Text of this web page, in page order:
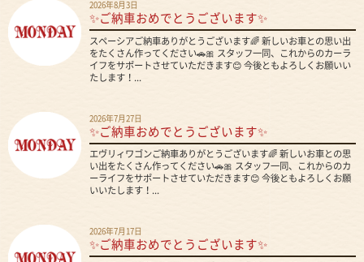
2026年8月3日
✨ご納車おめでとうございます✨
スペーシアご納車ありがとうございます🌈 新しいお車との思い出
をたくさん作ってください🚗🎀 スタッフ一同、これからのカーラ
イフをサポートさせていただきます😊 今後ともよろしくお願いい
たします！...
2026年7月27日
✨ご納車おめでとうございます✨
エヴリィワゴンご納車ありがとうございます🌈 新しいお車との思
い出をたくさん作ってください🚗🎀 スタッフ一同、これからのカ
ーライフをサポートさせていただきます😊 今後ともよろしくお願
いいたします！...
2026年7月17日
✨ご納車おめでとうございます✨